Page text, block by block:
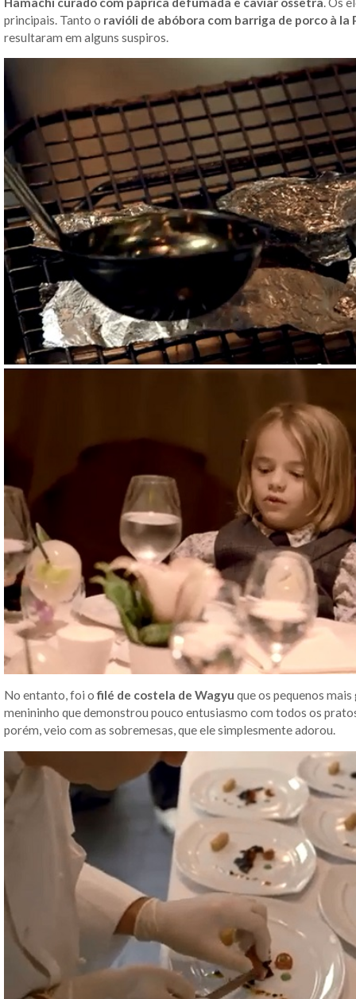
principais. Tanto o ravióli de abóbora com barriga de porco à la
resultaram em alguns suspiros.
No entanto, foi ofilé de costela de Wagyu que os pequenos
menininho que demonstrou pouco entusiasmo com todos os
porém, veio com as sobremesas, que ele simplesmente adorou.